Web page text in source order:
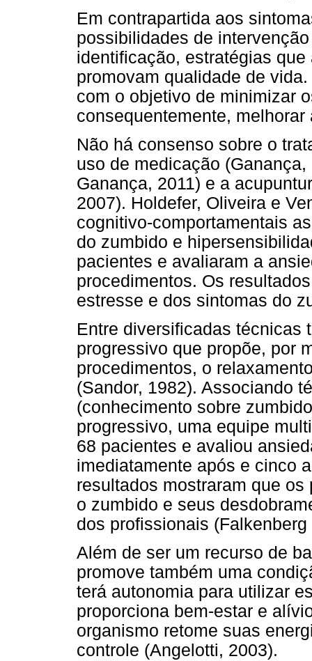
Em contrapartida aos
possibilidades de
identificação, estratégias
promovam qualidade de
com o objetivo de minimizar
consequentemente,
Não há consenso sobre o
uso de medicação
Ganança, 2011) e a
2007). Holdefer, Oliveira e
cognitivo-comportamentais
do zumbido e
pacientes e avaliaram a
procedimentos. Os
estresse e dos sintomas do
Entre diversificadas técnicas
progressivo que propõe, por
procedimentos, o
(Sandor, 1982). Associando
(conhecimento sobre
progressivo, uma equipe
68 pacientes e avaliou
imediatamente após e cinco
resultados mostraram que
o zumbido e seus
dos profissionais
Além de ser um recurso de
promove também uma
terá autonomia para utilizar
proporciona bem-estar e
organismo retome suas
controle (Angelotti, 2003).